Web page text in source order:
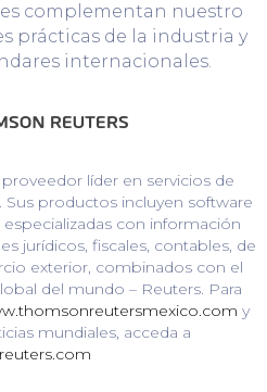
complementan nuestro
prácticas de la industria y
internacionales.
proveedor líder en servicios de
productos incluyen software
con información
jurídicos, fiscales, contables, de
exterior, combinados con el
del mundo – Reuters. Para
y
mundiales, acceda a